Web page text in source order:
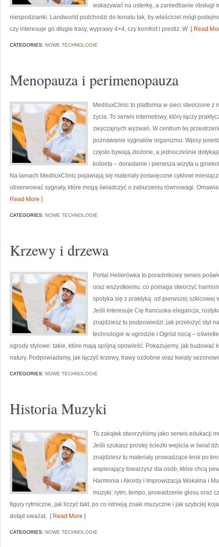
wskazywać na usterkę, a zaniedbanie obsługi
niespodzianki. Landworld podchodzi do tematu tak, by właściciel mógł
czy interesuje go długie trasy, wyprawy 4×4, czy komfort i prestiż. W [ Read
CATEGORIES: NOWE TECHNOLOGIE
Menopauza i perimenopauza
MediluxClinic to platforma w sieci stworzone z
życia. To serwis internetowy, który łączy
zwyczajnych wyzwań. W centrum tej
poznawanie sygnałów organizmu. Wpisy
często bywają złożone, a jednocześnie
kobieta – dorastanie i pierwsza wizyta u
Na łamach MediluxClinic pojawiają się materiały poświęcone cyklowi
obserwować sygnały, które mogą świadczyć o zaburzeniu równowagi.
Read More ]
CATEGORIES: NOWE TECHNOLOGIE
Krzewy i drzewa
Portal Hellerówka to poradnikowy serwis
oraz wszystkiemu, co pomaga stworzyć
spotyka się z praktyką: od pierwszej szkicowej
Jeśli interesuje Cię francuska elegancja,
znajdziesz tu podpowiedzi, jak przełożyć styl
technologie w ogrodzie i Ogród nocą –
ogrody stylowe: takie, które mają spójną opowieść. Pokazujemy, jak budować
natury. Podpowiadamy, jak łączyć krzewy, trawy ozdobne oraz kwiaty
CATEGORIES: NOWE TECHNOLOGIE
Historia Muzyki
To zakątek stworzyliśmy jako serwis edukacji
Jeśli szukasz prostej ścieżki wejścia w świat
znajdziesz tu materiały prowadzące krok po
wspierający towarzysz dla osób, które chcą
Harmonia i Akordy i Improwizacja Wokalna i
muzyki: rytm, tempo, prowadzenie głosu oraz
figury rytmiczne, jak liczyć takt, po co istnieją znaki muzyczne i jak szybciej
dotąd uważał, [ Read More ]
CATEGORIES: NOWE TECHNOLOGIE